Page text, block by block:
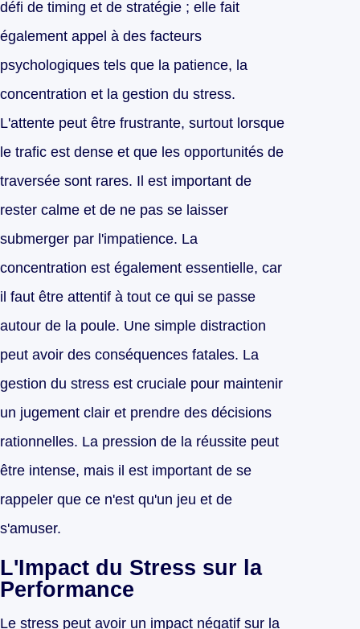
défi de timing et de stratégie ; elle fait
également appel à des facteurs
psychologiques tels que la patience, la
concentration et la gestion du stress.
L'attente peut être frustrante, surtout lorsque
le trafic est dense et que les opportunités de
traversée sont rares. Il est important de
rester calme et de ne pas se laisser
submerger par l'impatience. La
concentration est également essentielle, car
il faut être attentif à tout ce qui se passe
autour de la poule. Une simple distraction
peut avoir des conséquences fatales. La
gestion du stress est cruciale pour maintenir
un jugement clair et prendre des décisions
rationnelles. La pression de la réussite peut
être intense, mais il est important de se
rappeler que ce n'est qu'un jeu et de
s'amuser.
L'Impact du Stress sur la
Performance
Le stress peut avoir un impact négatif sur la